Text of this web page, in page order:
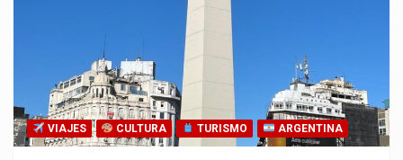
VIAJES CULTURA TURISMO ARGENTINA